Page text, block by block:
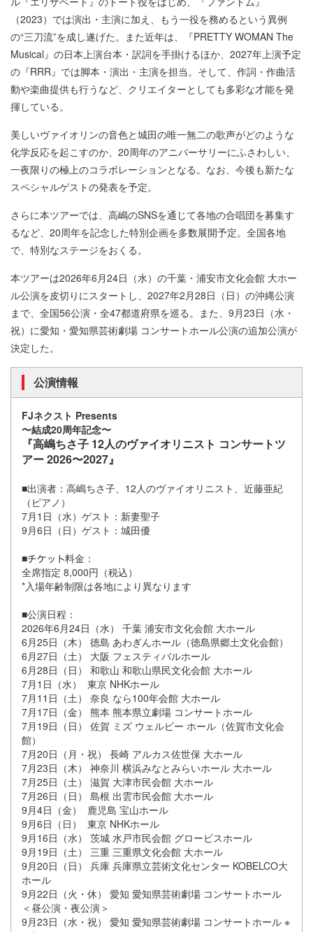
（2023）では演出・主演に加え、もう一役を務めるという異例
の“三刀流”を成し遂げた。また近年は、『PRETTY WOMAN The
Musical』の日本上演台本・訳詞を手掛けるほか、2027年上演予定
の『RRR』では脚本・演出・主演を担当。そして、作詞・作曲活
動や楽曲提供も行うなど、クリエイターとしても多彩な才能を発
揮している。
美しいヴァイオリンの音色と城田の唯一無二の歌声がどのような
化学反応を起こすのか、20周年のアニバーサリーにふさわしい、
一夜限りの極上のコラボレーションとなる。なお、今後も新たな
スペシャルゲストの発表を予定。
さらに本ツアーでは、高嶋のSNSを通じて各地の合唱団を募集す
るなど、20周年を記念した特別企画を多数展開予定。全国各地
で、特別なステージをおくる。
本ツアーは2026年6月24日（水）の千葉・浦安市文化会館 大ホー
ル公演を皮切りにスタートし、2027年2月28日（日）の沖縄公演
まで、全国56公演・全47都道府県を巡る。また、9月23日（水・
祝）に愛知・愛知県芸術劇場 コンサートホール公演の追加公演が
決定した。
公演情報
FJネクスト Presents
〜結成20周年記念〜
『高嶋ちさ子 12人のヴァイオリニスト コンサートツ
アー 2026〜2027』
■出演者：高嶋ちさ子、12人のヴァイオリニスト、近藤亜紀
（ピアノ）
7月1日（水）ゲスト：新妻聖子
9月6日（日）ゲスト：城田優
■
料金：
全席指定 8,000円（税込）
*入場年齢制限は各地により異なります
■公演日程：
2026年6月24日（水） 千葉 浦安市文化会館 大ホール
6月25日（木） 徳島 あわぎんホール（徳島県郷土文化会館）
6月27日（土） 大阪 フェスティバルホール
6月28日（日） 和歌山 和歌山県民文化会館 大ホール
7月1日（水） 東京 NHKホール
7月11日（土） 奈良 なら100年会館 大ホール
7月17日（金） 熊本 熊本県立劇場 コンサートホール
7月19日（日） 佐賀 ミズ ウェルビー ホール（佐賀市文化会
館）
7月20日（月・祝） 長崎 アルカス佐世保 大ホール
7月23日（木） 神奈川 横浜みなとみらいホール 大ホール
7月25日（土） 滋賀 大津市民会館 大ホール
7月26日（日） 島根 出雲市民会館 大ホール
9月4日（金） 鹿児島 宝山ホール
9月6日（日） 東京 NHKホール
9月16日（水） 茨城 水戸市民会館 グロービスホール
9月19日（土） 三重 三重県文化会館 大ホール
9月20日（日） 兵庫 兵庫県立芸術文化センター KOBELCO大
ホール
9月22日（火・休） 愛知 愛知県芸術劇場 コンサートホール
＜昼公演・夜公演＞
9月23日（水・祝） 愛知 愛知県芸術劇場 コンサートホール ※